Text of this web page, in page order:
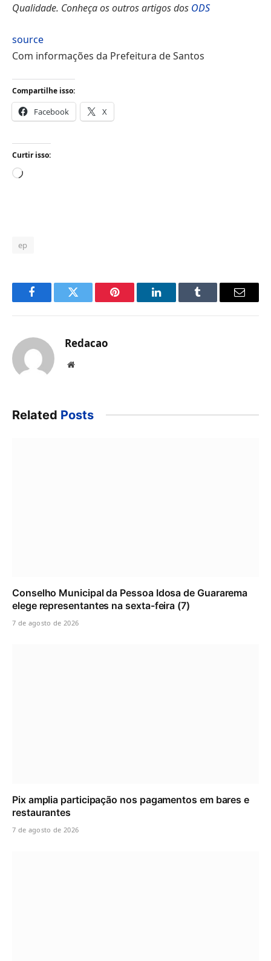
Qualidade. Conheça os outros artigos dos ODS
source
Com informações da Prefeitura de Santos
Compartilhe isso:
Facebook X
Curtir isso:
Carregando...
ep
FacebookTwitter Pinterest LinkedInTumblr Email
Redacao
Website
Related Posts
Conselho Municipal da Pessoa Idosa de Guararema
elege representantes na sexta-feira (7)
7 de agosto de 2026
Pix amplia participação nos pagamentos em bares e
restaurantes
7 de agosto de 2026